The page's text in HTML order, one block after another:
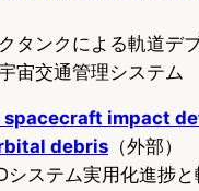
タンクによる軌道デ
宙交通管理システム
spacecraft impact
debris （外部）
システム実用化進捗と